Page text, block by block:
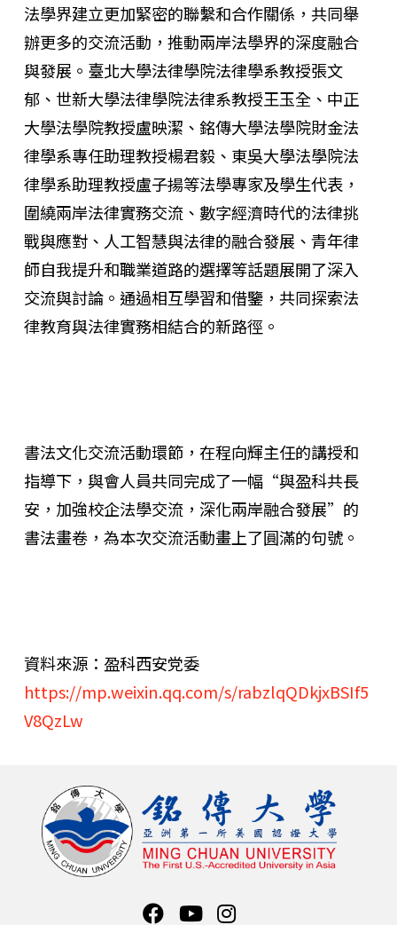
法學界建立更加緊密的聯繫和合作關係，共同舉
辦更多的交流活動，推動兩岸法學界的深度融合
與發展。臺北大學法律學院法律學系教授張文
郁、世新大學法律學院法律系教授王玉全、中正
大學法學院教授盧映潔、銘傳大學法學院財金法
律學系專任助理教授楊君毅、東吳大學法學院法
律學系助理教授盧子揚等法學專家及學生代表，
圍繞兩岸法律實務交流、數字經濟時代的法律挑
戰與應對、人工智慧與法律的融合發展、青年律
師自我提升和職業道路的選擇等話題展開了深入
交流與討論。通過相互學習和借鑒，共同探索法
律教育與法律實務相結合的新路徑。
書法文化交流活動環節，在程向輝主任的講授和
指導下，與會人員共同完成了一幅“與盈科共長
安，加強校企法學交流，深化兩岸融合發展”的
書法畫卷，為本次交流活動畫上了圓滿的句號。
資料來源：盈科西安党委
https://mp.weixin.qq.com/s/rabzlqQDkjxBSIf5
V8QzLw